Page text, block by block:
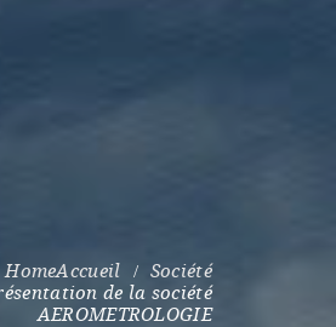
Accueil
Société
de la société
AEROMETROLOGIE